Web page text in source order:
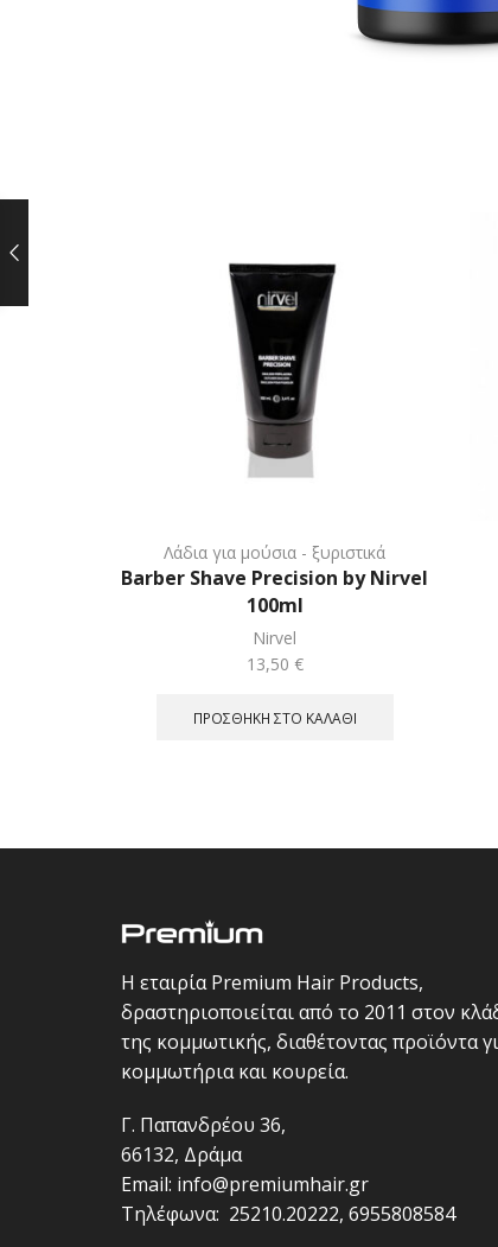
Λάδια για μούσια - ξυριστικά
Barber Shave Precision by Nirvel
100ml
Nirvel
13,50 €
ΠΡΟΣΘΉΚΗ ΣΤΟ ΚΑΛΆΘΙ
Η εταιρία Premium Hair Products,
δραστηριοποιείται από το 2011 στον
της κομμωτικής, διαθέτοντας προϊόντα
κομμωτήρια και κουρεία.
Γ. Παπανδρέου 36,
66132, Δράμα
Email: info@premiumhair.gr
Τηλέφωνα: 25210.20222, 6955808584